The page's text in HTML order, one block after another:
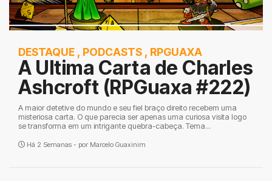
DESTAQUE , PODCASTS , RPGUAXA
A Ultima Carta de Charles
Ashcroft (RPGuaxa #222)
A maior detetive do mundo e seu fiel braço direito recebem uma
misteriosa carta. O que parecia ser apenas uma curiosa visita logo
se transforma em um intrigante quebra-cabeça. Tema...
Há 2 Semanas - por Marcelo Guaxinim